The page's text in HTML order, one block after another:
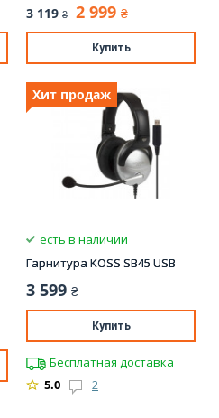
3 119 ₴ 2 999 ₴
Купить
Хит продаж
есть в наличии
Гарнитура KOSS SB45 USB
3 599 ₴
Купить
Бесплатная доставка
5.0
2